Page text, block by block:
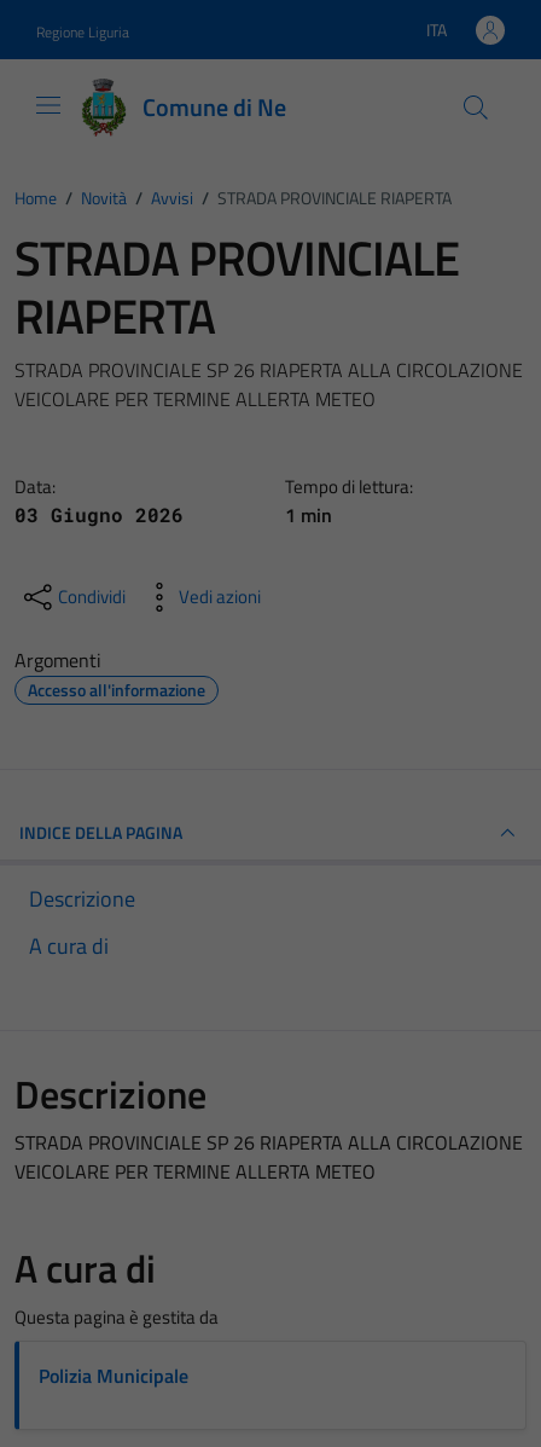
Regione Liguria Lingua attiva:
ITA
Comune di Ne
Home / Novità / Avvisi / STRADA PROVINCIALE RIAPERTA
STRADA PROVINCIALE
RIAPERTA
STRADA PROVINCIALE SP 26 RIAPERTA ALLA CIRCOLAZIONE
VEICOLARE PER TERMINE ALLERTA METEO
Data:
03 Giugno 2026
Tempo di lettura:
1 min
Condividi Vedi azioni
Argomenti
Accesso all'informazione
INDICE DELLA PAGINA
Descrizione
A cura di
Descrizione
STRADA PROVINCIALE SP 26 RIAPERTA ALLA CIRCOLAZIONE
VEICOLARE PER TERMINE ALLERTA METEO
A cura di
Questa pagina è gestita da
Polizia Municipale